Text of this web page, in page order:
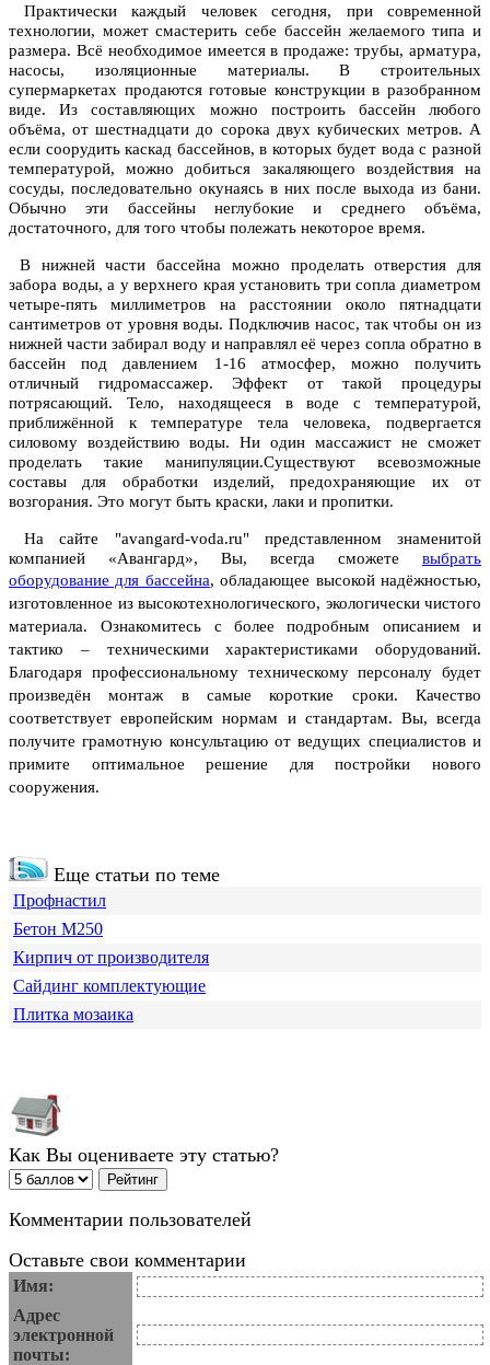
Практически каждый человек сегодня, при современной
технологии, может смастерить себе бассейн желаемого типа и
размера. Всё необходимое имеется в продаже: трубы, арматура,
насосы, изоляционные материалы. В строительных
супермаркетах продаются готовые конструкции в разобранном
виде. Из составляющих можно построить бассейн любого
объёма, от шестнадцати до сорока двух кубических метров. А
если соорудить каскад бассейнов, в которых будет вода с разной
температурой, можно добиться закаляющего воздействия на
сосуды, последовательно окунаясь в них после выхода из бани.
Обычно эти бассейны неглубокие и среднего объёма,
достаточного, для того чтобы полежать некоторое время.
В нижней части бассейна можно проделать отверстия для
забора воды, а у верхнего края установить три сопла диаметром
четыре-пять миллиметров на расстоянии около пятнадцати
сантиметров от уровня воды. Подключив насос, так чтобы он из
нижней части забирал воду и направлял её через сопла обратно в
бассейн под давлением 1-16 атмосфер, можно получить
отличный гидромассажер. Эффект от такой процедуры
потрясающий. Тело, находящееся в воде с температурой,
приближённой к температуре тела человека, подвергается
силовому воздействию воды. Ни один массажист не сможет
проделать такие манипуляции.Существуют всевозможные
составы для обработки изделий, предохраняющие их от
возгорания. Это могут быть краски, лаки и пропитки.
На сайте "avangard-voda.ru" представленном знаменитой
компанией «Авангард», Вы, всегда сможете выбрать
оборудование для бассейна, обладающее высокой надёжностью,
изготовленное из высокотехнологического, экологически чистого
материала.
Ознакомитесь с более подробным описанием и
тактико – техническими характеристиками оборудований.
Благодаря профессиональному техническому персоналу будет
произведён монтаж в самые короткие сроки. Качество
соответствует европейским нормам и стандартам. Вы, всегда
получите грамотную консультацию от ведущих специалистов и
примите оптимальное решение для постройки нового
сооружения.
Еще статьи по теме
Профнастил
Бетон М250
Кирпич от производителя
Сайдинг комплектующие
Плитка мозаика
Как Вы оцениваете эту статью?
Комментарии пользователей
Оставьте свои комментарии
Имя:
Адрес
электронной
почты: